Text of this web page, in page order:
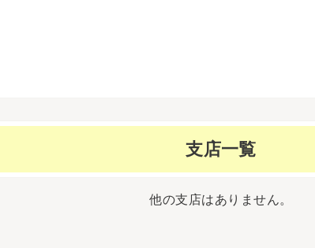
支店一覧
他の支店はありません。